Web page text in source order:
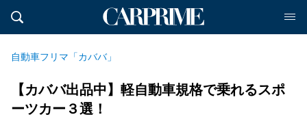
自動車フリマ「カババ」
【カババ出品中】軽自動車規格で乗れるスポ
ーツカー３選！